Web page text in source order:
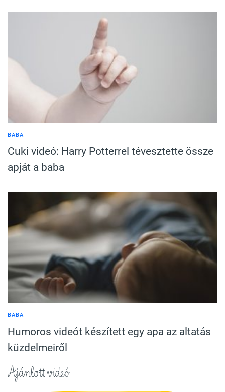
BABA
Cuki videó: Harry Potterrel tévesztette össze
apját a baba
BABA
Humoros videót készített egy apa az altatás
küzdelmeiről
Ajánlott videó